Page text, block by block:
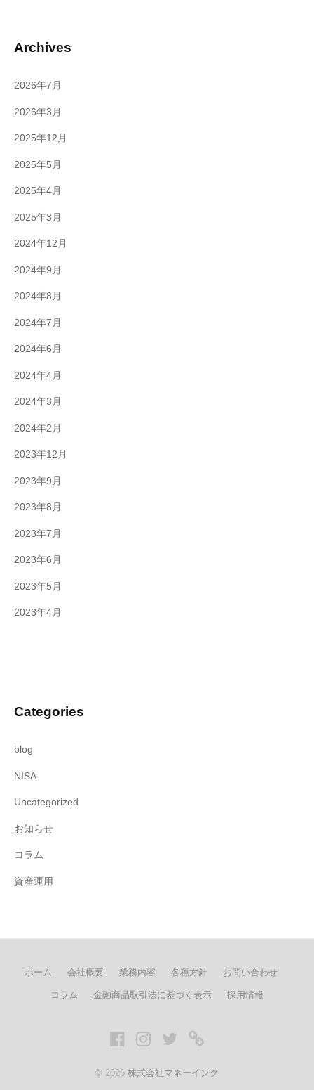
Archives
2026年7月
2026年3月
2025年12月
2025年5月
2025年4月
2025年3月
2024年12月
2024年9月
2024年8月
2024年7月
2024年6月
2024年4月
2024年3月
2024年2月
2023年12月
2023年9月
2023年8月
2023年7月
2023年6月
2023年5月
2023年4月
Categories
blog
NISA
Uncategorized
お知らせ
コラム
資産運用
ホーム 会社概要 業務内容 各種方針 お問い合わせ
コラム 金融商品取引法に基づく表示 採用情報
FacebookInstagram
twitter
© 2026 株式会社マネーインク